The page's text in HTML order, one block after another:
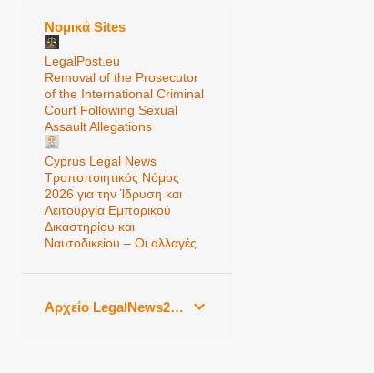
Νομικά Sites
LegalPost.eu
Removal of the Prosecutor
of the International Criminal
Court Following Sexual
Assault Allegations
Cyprus Legal News
Τροποποιητικός Νόμος
2026 για την Ίδρυση και
Λειτουργία Εμπορικού
Δικαστηρίου και
Ναυτοδικείου – Οι αλλαγές
Αρχείο LegalNews24.gr